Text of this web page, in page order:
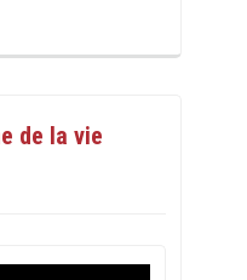
de la vie